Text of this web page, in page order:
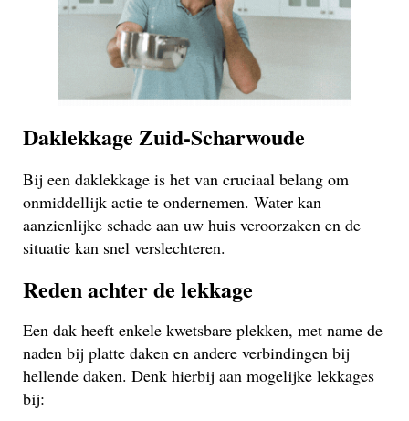
Daklekkage Zuid-Scharwoude
Bij een daklekkage is het van cruciaal belang om
onmiddellijk actie te ondernemen. Water kan
aanzienlijke schade aan uw huis veroorzaken en de
situatie kan snel verslechteren.
Reden achter de lekkage
Een dak heeft enkele kwetsbare plekken, met name de
naden bij platte daken en andere verbindingen bij
hellende daken. Denk hierbij aan mogelijke lekkages
bij: